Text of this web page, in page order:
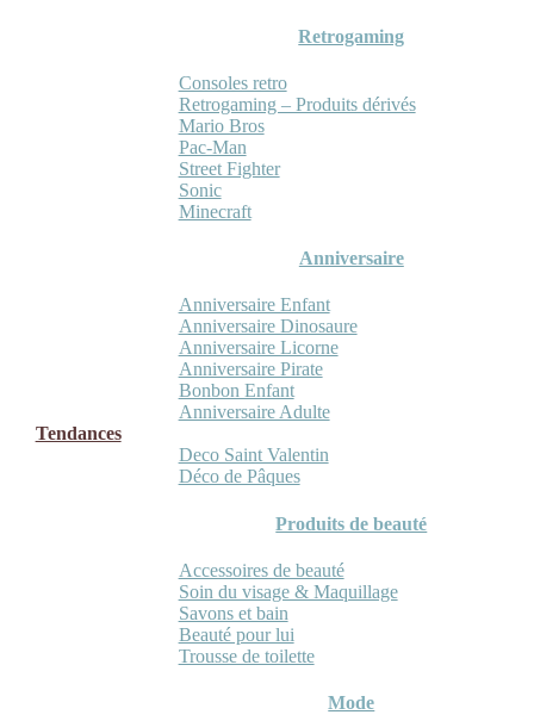
Retrogaming
Consoles retro
Retrogaming – Produits dérivés
Mario Bros
Pac-Man
Street Fighter
Sonic
Minecraft
Anniversaire
Anniversaire Enfant
Anniversaire Dinosaure
Anniversaire Licorne
Anniversaire Pirate
Bonbon Enfant
Anniversaire Adulte
Tendances
Deco Saint Valentin
Déco de Pâques
Produits de beauté
Accessoires de beauté
Soin du visage & Maquillage
Savons et bain
Beauté pour lui
Trousse de toilette
Mode